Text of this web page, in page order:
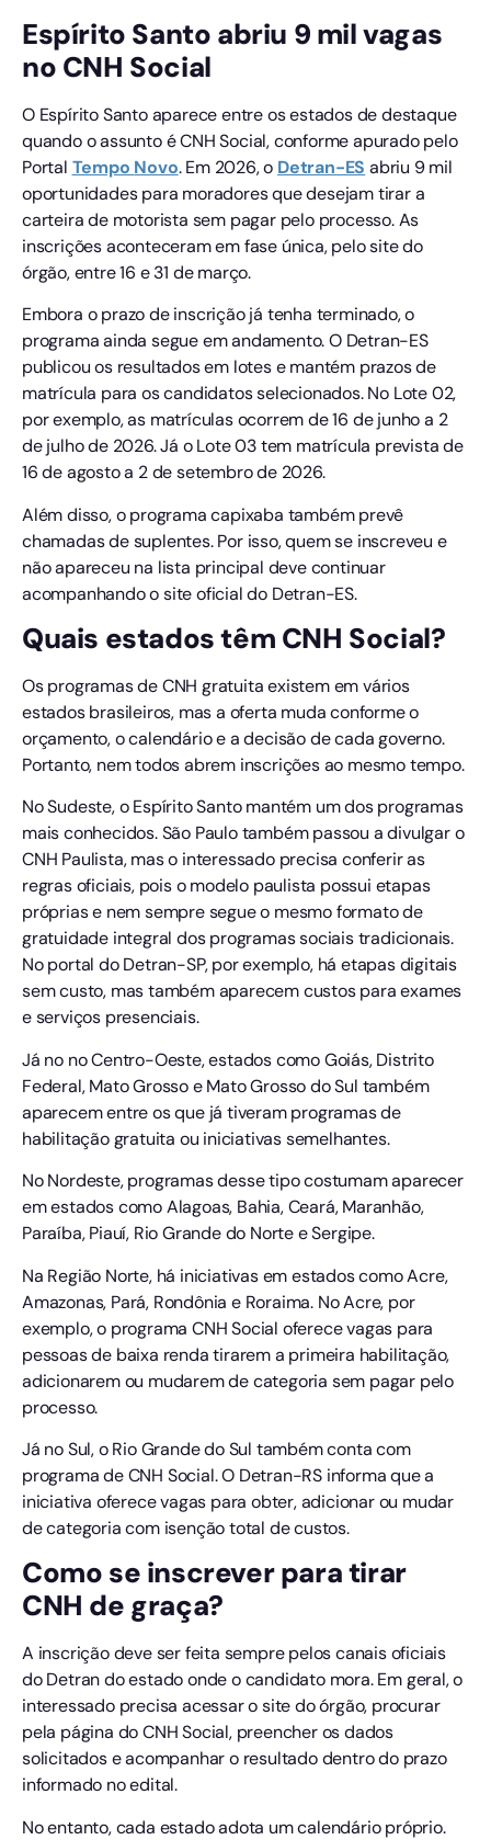
Espírito Santo abriu 9 mil vagas
no CNH Social
O Espírito Santo aparece entre os estados de destaque
quando o assunto é CNH Social, conforme apurado pelo
Portal Tempo Novo. Em 2026, o Detran-ES abriu 9 mil
oportunidades para moradores que desejam tirar a
carteira de motorista sem pagar pelo processo. As
inscrições aconteceram em fase única, pelo site do
órgão, entre 16 e 31 de março.
Embora o prazo de inscrição já tenha terminado, o
programa ainda segue em andamento. O Detran-ES
publicou os resultados em lotes e mantém prazos de
matrícula para os candidatos selecionados. No Lote 02,
por exemplo, as matrículas ocorrem de 16 de junho a 2
de julho de 2026. Já o Lote 03 tem matrícula prevista de
16 de agosto a 2 de setembro de 2026.
Além disso, o programa capixaba também prevê
chamadas de suplentes. Por isso, quem se inscreveu e
não apareceu na lista principal deve continuar
acompanhando o site oficial do Detran-ES.
Quais estados têm CNH Social?
Os programas de CNH gratuita existem em vários
estados brasileiros, mas a oferta muda conforme o
orçamento, o calendário e a decisão de cada governo.
Portanto, nem todos abrem inscrições ao mesmo tempo.
No Sudeste, o Espírito Santo mantém um dos programas
mais conhecidos. São Paulo também passou a divulgar o
CNH Paulista, mas o interessado precisa conferir as
regras oficiais, pois o modelo paulista possui etapas
próprias e nem sempre segue o mesmo formato de
gratuidade integral dos programas sociais tradicionais.
No portal do Detran-SP, por exemplo, há etapas digitais
sem custo, mas também aparecem custos para exames
e serviços presenciais.
Já no no Centro-Oeste, estados como Goiás, Distrito
Federal, Mato Grosso e Mato Grosso do Sul também
aparecem entre os que já tiveram programas de
habilitação gratuita ou iniciativas semelhantes.
No Nordeste, programas desse tipo costumam aparecer
em estados como Alagoas, Bahia, Ceará, Maranhão,
Paraíba, Piauí, Rio Grande do Norte e Sergipe.
Na Região Norte, há iniciativas em estados como Acre,
Amazonas, Pará, Rondônia e Roraima. No Acre, por
exemplo, o programa CNH Social oferece vagas para
pessoas de baixa renda tirarem a primeira habilitação,
adicionarem ou mudarem de categoria sem pagar pelo
processo.
Já no Sul, o Rio Grande do Sul também conta com
programa de CNH Social. O Detran-RS informa que a
iniciativa oferece vagas para obter, adicionar ou mudar
de categoria com isenção total de custos.
Como se inscrever para tirar
CNH de graça?
A inscrição deve ser feita sempre pelos canais oficiais
do Detran do estado onde o candidato mora. Em geral, o
interessado precisa acessar o site do órgão, procurar
pela página do CNH Social, preencher os dados
solicitados e acompanhar o resultado dentro do prazo
informado no edital.
No entanto, cada estado adota um calendário próprio.